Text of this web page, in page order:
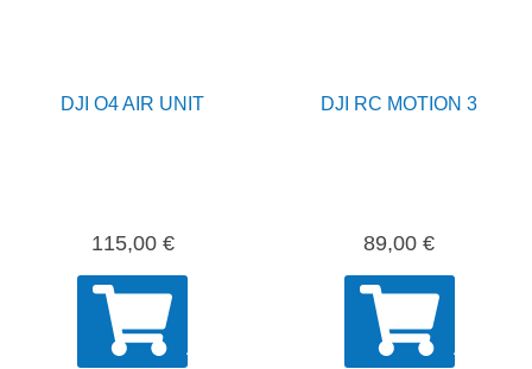
DJI O4 AIR UNIT
115,00 €
AÑADIR
DJI RC MOTION 3
89,00€
AÑADIR